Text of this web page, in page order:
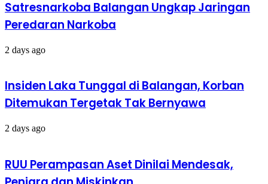
Satresnarkoba Balangan Ungkap Jaringan
Peredaran Narkoba
2 days ago
Insiden Laka Tunggal di Balangan, Korban
Ditemukan Tergetak Tak Bernyawa
2 days ago
RUU Perampasan Aset Dinilai Mendesak,